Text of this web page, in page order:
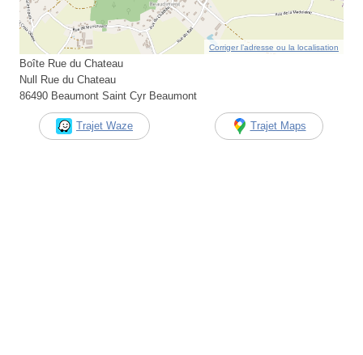
Corriger l’adresse ou la localisation
Boîte Rue du Chateau
Null Rue du Chateau
86490 Beaumont Saint Cyr Beaumont
Trajet Waze Trajet Maps